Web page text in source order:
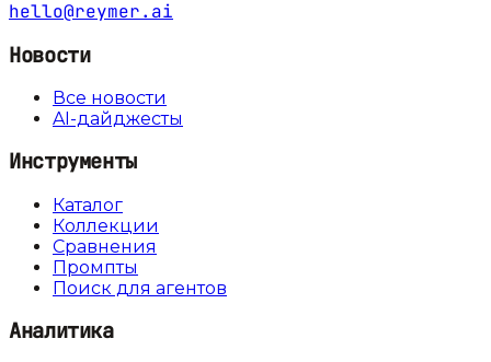
hello@reymer.ai
Новости
Все новости
AI-дайджесты
Инструменты
Каталог
Коллекции
Сравнения
Промпты
Поиск для агентов
Аналитика